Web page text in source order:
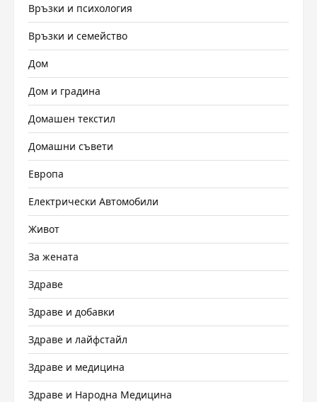
Връзки и психология
Връзки и семейство
Дом
Дом и градина
Домашен текстил
Домашни съвети
Европа
Електрически Автомобили
Живот
За жената
Здраве
Здраве и добавки
Здраве и лайфстайл
Здраве и медицина
Здраве и Народна Медицина